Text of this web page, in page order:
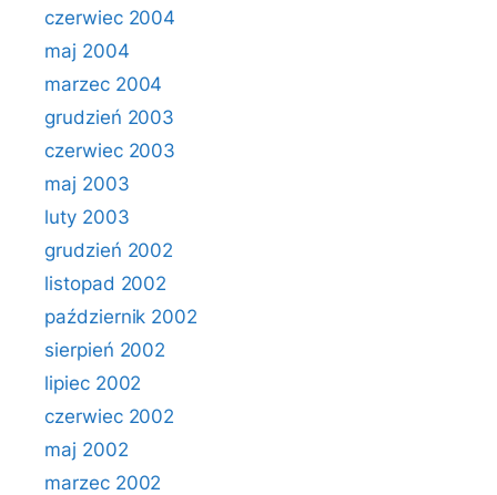
czerwiec 2004
maj 2004
marzec 2004
grudzień 2003
czerwiec 2003
maj 2003
luty 2003
grudzień 2002
listopad 2002
październik 2002
sierpień 2002
lipiec 2002
czerwiec 2002
maj 2002
marzec 2002